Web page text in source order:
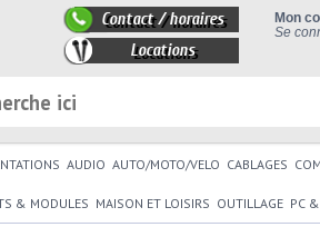
Mon
Se
Contact / horaires
Locations
AUDIO AUTO/MOTO/VELO CABLAGES
& MODULES MAISON ET LOISIRS OUTILLAGE PC